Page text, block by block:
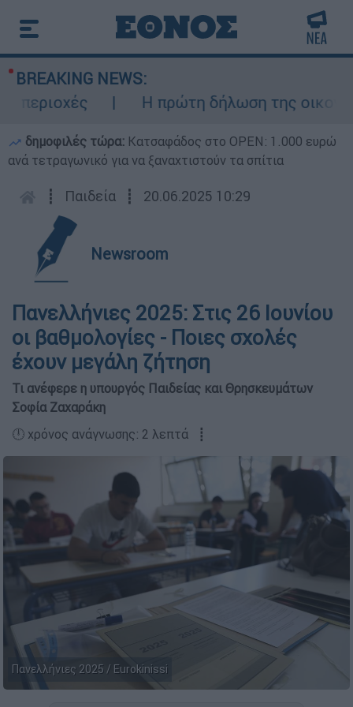
BREAKING NEWS:
Η πρώτη δήλωση της
δημοφιλές τώρα: Κατσαφάδος στο OPEN: 1.000 ευρώ
ανά τετραγωνικό για να ξαναχτιστούν τα σπίτια
┋ Παιδεία ┋ 20.06.2025 10:29
Newsroom
Πανελλήνιες 2025: Στις 26 Ιουνίου
οι βαθμολογίες - Ποιες σχολές
έχουν μεγάλη ζήτηση
Τι ανέφερε η υπουργός Παιδείας και Θρησκευμάτων
Σοφία Ζαχαράκη
🕛 χρόνος ανάγνωσης: 2 λεπτά ┋
Πανελλήνιες 2025 / Eurokinissi